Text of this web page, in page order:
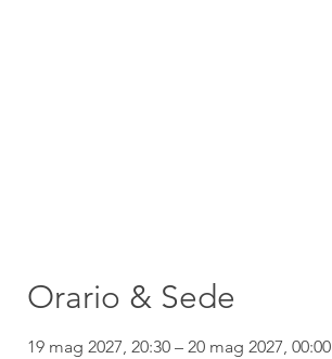
Orario & Sede
19 mag 2027, 20:30 – 20 mag 2027, 00:00